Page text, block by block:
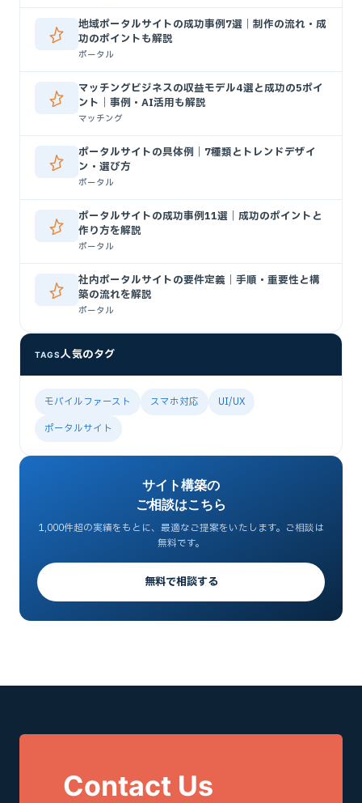
地域ポータルサイトの成功事例7選｜制作の流れ・成
功のポイントも解説
ポータル
マッチングビジネスの収益モデル4選と成功の5ポイ
ント｜事例・AI活用も解説
マッチング
ポータルサイトの具体例｜7種類とトレンドデザイ
ン・選び方
ポータル
ポータルサイトの成功事例11選｜成功のポイントと
作り方を解説
ポータル
社内ポータルサイトの要件定義｜手順・重要性と構
築の流れを解説
ポータル
TAGS人気のタグ
モバイルファースト スマホ対応
UI/UX
ポータルサイト
サイト構築の
ご相談はこちら
1,000件超の実績をもとに、最適なご提案をいたします。ご相談は
無料です。
無料で相談する
Contact Us